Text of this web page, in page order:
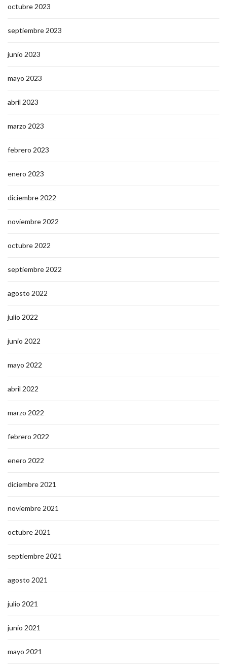
octubre 2023
septiembre 2023
junio 2023
mayo 2023
abril 2023
marzo 2023
febrero 2023
enero 2023
diciembre 2022
noviembre 2022
octubre 2022
septiembre 2022
agosto 2022
julio 2022
junio 2022
mayo 2022
abril 2022
marzo 2022
febrero 2022
enero 2022
diciembre 2021
noviembre 2021
octubre 2021
septiembre 2021
agosto 2021
julio 2021
junio 2021
mayo 2021